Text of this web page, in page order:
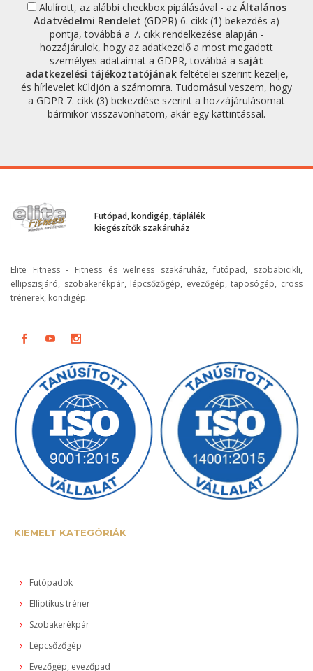
Alulírott, az alábbi checkbox pipálásával - az Általános
Adatvédelmi Rendelet (GDPR) 6. cikk (1) bekezdés a)
pontja, továbbá a 7. cikk rendelkezése alapján -
hozzájárulok, hogy az adatkezelő a most megadott
személyes adataimat a GDPR, továbbá a saját
adatkezelési tájékoztatójánakfeltételei szerint kezelje,
és hírlevelet küldjön a számomra. Tudomásul veszem, hogy
a GDPR 7. cikk (3) bekezdése szerint a hozzájárulásomat
bármikor visszavonhatom, akár egy kattintással.
Futópad, kondigép, táplálék
kiegészítők szakáruház
Elite Fitness - Fitness és welness szakáruház, futópad, szobabicikli,
ellipszisjáró, szobakerékpár, lépcsőzőgép, evezőgép, taposógép, cross
trénerek, kondigép.
KIEMELT KATEGÓRIÁK
Futópadok
Elliptikus tréner
Szobakerékpár
Lépcsőzőgép
Evezőgép, evezőpad